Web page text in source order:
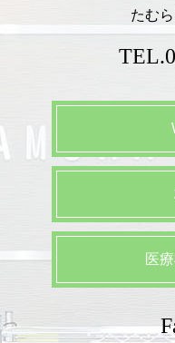
たむ
TEL.
医